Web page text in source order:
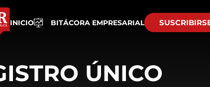
INICIO BITÁCORA EMPRESARIAL
ÚNICO